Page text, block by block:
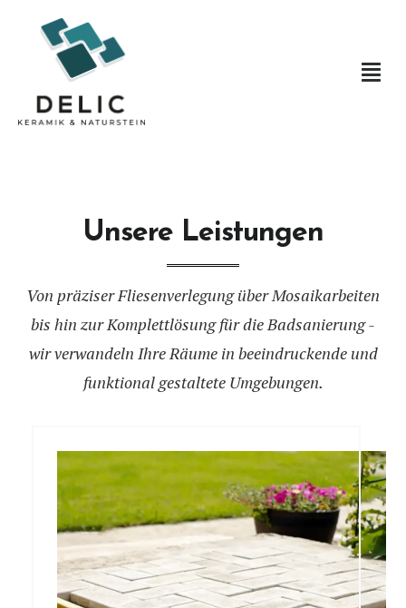
Unsere Leistungen
Von präziser Fliesenverlegung über Mosaikarbeiten
bis hin zur Komplettlösung für die Badsanierung -
wir verwandeln Ihre Räume in beeindruckende und
funktional gestaltete Umgebungen.